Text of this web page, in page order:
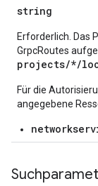
string
Erforderlich. Das
GrpcRoutes
projects/*/
Für die
angegebene